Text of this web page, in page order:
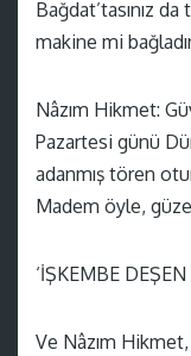
Bağdat’tasınız
makine mi
Nâzım Hikmet:
Pazartesi günü
adanmış tören
Madem öyle,
‘İŞKEMBE
Ve Nâzım